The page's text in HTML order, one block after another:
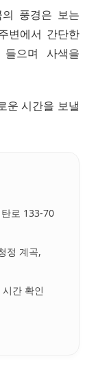
풍경은 보는
변에서 간단한
으며 사색을
운 시간을 보낼
로 133-70
정 계곡,
간 확인